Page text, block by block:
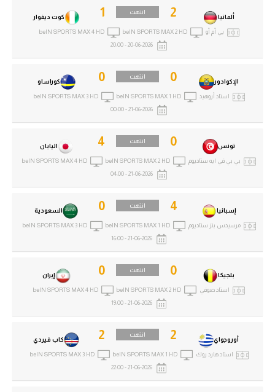
أوروجواي 2 انتهت
كاب فيردي 2
استاد هارد روك beIN SPORTS MAX 1 HD
beIN SPORTS MAX 3 HD
21-06-2026 - 22:00
بلجيكا 0 انتهت
إيران 0
استاد صوفي beIN SPORTS MAX 2 HD
beIN SPORTS MAX 4 HD
21-06-2026 - 19:00
إسبانيا 4 انتهت
السعودية 0
مرسيدس بنز ستاديوم beIN SPORTS MAX 1 HD
beIN SPORTS MAX 3 HD
21-06-2026 - 16:00
تونس 0 انتهت
اليابان 4
بي بي في ايه ستاديوم beIN SPORTS MAX 2 HD
beIN SPORTS MAX 4 HD
21-06-2026 - 04:00
الإكوادور 0 انتهت
كوراساو 0
استاد أروهيد beIN SPORTS MAX 1 HD
beIN SPORTS MAX 3 HD
21-06-2026 - 00:00
ألمانيا 2 انتهت
كوت ديفوار 1
بي أم أو beIN SPORTS MAX 2 HD
beIN SPORTS MAX 4 HD
20-06-2026 - 20:00